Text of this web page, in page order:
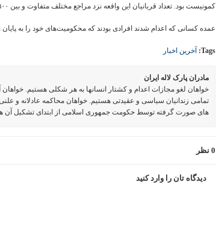
کمونیست بود. تعداد قربانیان این واقعه نزد مراجع مختلف متفاوت و بین ۲۵۰۰ تا ۳۰۰۰۰ نفر است.
عمده کسانی که اعدام شدند افرادی بودند که محکومیت‌های خود را به پایان
Tags: آخرین اخبار
مادران پارک لاله ایران
خواهان لغو مجازات اعدام و کشتار انسانها به هر شکلی هستیم.
تمامی زندانیان سیاسی و عقیدتی هستیم. خواهان محاکمه عادلانه و
های صورت گرفته توسط حکومت جمهوری اسلامی از ابتدای تشکیل آن
0 نظر
دیدگاه تان را وارد کنید